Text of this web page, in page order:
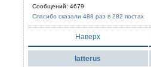
Сообщений: 4679
Спасибо сказали 488 раз в 282 постах
Наверх
latterus